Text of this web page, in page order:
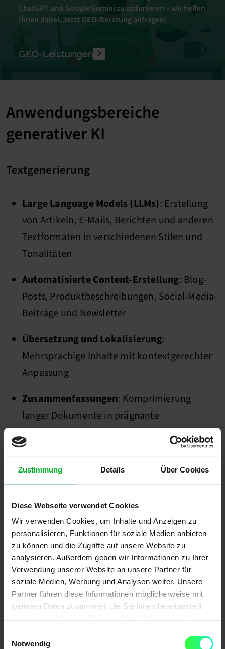
Zustimmung Details Über Cookies
Diese Webseite verwendet Cookies
Wir verwenden Cookies, um Inhalte und Anzeigen zu
personalisieren, Funktionen für soziale Medien anbieten
zu können und die Zugriffe auf unsere Website zu
analysieren. Außerdem geben wir Informationen zu Ihrer
Verwendung unserer Website an unsere Partner für
soziale Medien, Werbung und Analysen weiter. Unsere
Partner führen diese Informationen möglicherweise mit
weiteren Daten zusammen, die Sie ihnen bereitgestellt
Notwendig
ChatGPT und Google Gemini zu optimieren – wir helfen
Ihnen dabei. Jetzt GEO-Beratung anfragen!
GEO-Leistungen
Anwendungsbereiche
generativer KI
Textgenerierung
Large Language Models (LLMs): Erstellung
von Artikeln, E-Mails, Berichten und anderen
Textformaten in verschiedenen Stilen und
Tonalitäten
Automatisierte Content-Erstellung: Blog-
Posts, Produktbeschreibungen, Social-Media-
Beiträge und Newsletter
Übersetzung und Lokalisierung:
Mehrsprachige Inhalte mit kontextgerechter
Anpassung
Zusammenfassungen: Komprimierung
langer Dokumente in prägnante
Kernaussagen
Chatbots und Konversationsagenten:
Kundenservice, FAQ-Beantwortung und
Bildgenerierung
Text-zu-Bild-Synthese: Erstellung von
Bildern basierend auf textuellen
Beschreibungen (Prompts)